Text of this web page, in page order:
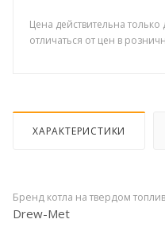
Цена действительна
отличаться от цен в
ХАРАКТЕРИСТИКИ
Бренд котла на твердом
Drew-Met